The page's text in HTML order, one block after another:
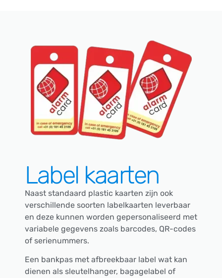
Label kaarten
Naast standaard plastic kaarten zijn ook
verschillende soorten labelkaarten leverbaar
en deze kunnen worden gepersonaliseerd met
variabele gegevens zoals barcodes, QR-codes
of serienummers.
Een bankpas met afbreekbaar label wat kan
dienen als sleutelhanger, bagagelabel of